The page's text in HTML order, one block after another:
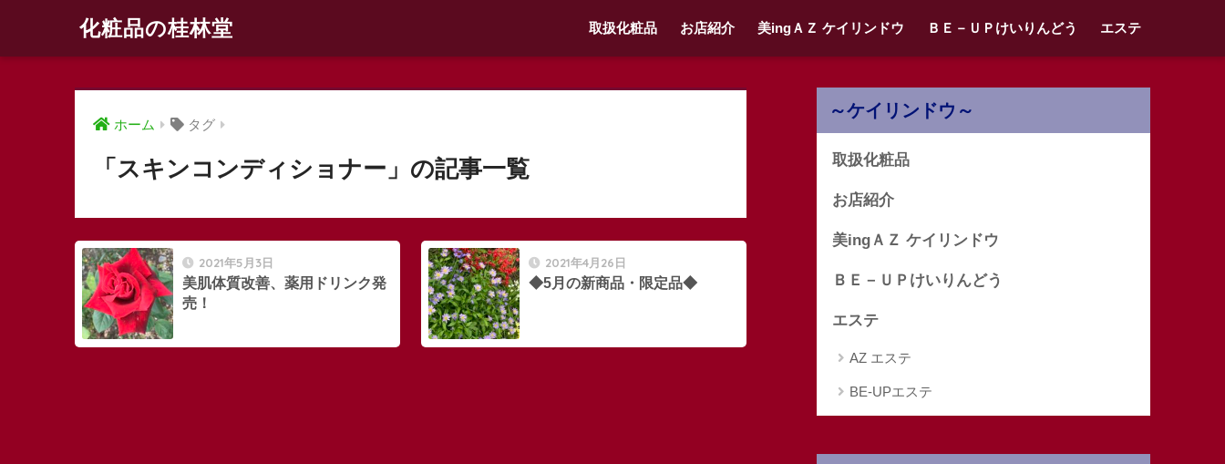
化粧品の桂林堂 取扱化粧品 お店紹介 美ingＡＺ ケイリンドウ ＢＥ－ＵＰけいりんどう エステ
ホーム タグ
「スキンコンディショナー」の記事一覧
2021年5月3日
美肌体質改善、薬用ドリンク発
売！
2021年4月26日
◆5月の新商品・限定品◆
～ケイリンドウ～
取扱化粧品
お店紹介
美ingＡＺ ケイリンドウ
ＢＥ－ＵＰけいりんどう
エステ
AZ エステ
BE-UPエステ